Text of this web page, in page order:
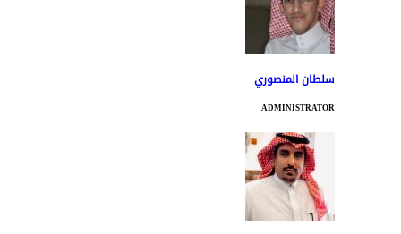
سلطان المنصوري
ADMINISTRATOR